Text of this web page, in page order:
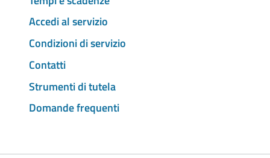
Accedi al servizio
Condizioni di servizio
Contatti
Strumenti di tutela
Domande frequenti